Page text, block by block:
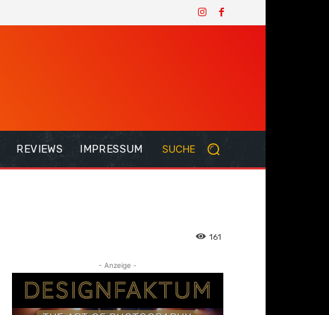
REVIEWS IMPRESSUM SUCHE
161
- Anzeige -